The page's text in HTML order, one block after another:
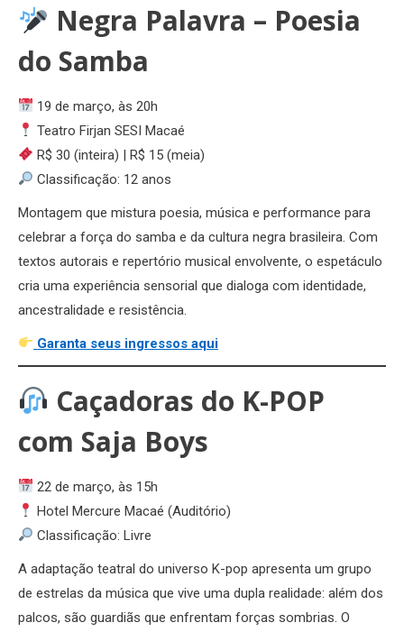
Negra Palavra – Poesia
do Samba
19 de março, às 20h
Teatro Firjan SESI Macaé
R$ 30 (inteira) | R$ 15 (meia)
Classificação: 12 anos
Montagem que mistura poesia, música e performance para
celebrar a força do samba e da cultura negra brasileira. Com
textos autorais e repertório musical envolvente, o espetáculo
cria uma experiência sensorial que dialoga com identidade,
ancestralidade e resistência.
Garanta seus ingressos aqui
Caçadoras do K-POP
com Saja Boys
22 de março, às 15h
Hotel Mercure Macaé (Auditório)
Classificação: Livre
A adaptação teatral do universo K-pop apresenta um grupo
de estrelas da música que vive uma dupla realidade: além dos
palcos, são guardiãs que enfrentam forças sombrias. O